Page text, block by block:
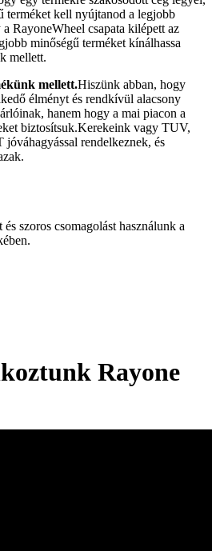
terméket kell nyújtanod a legjobb
RayoneWheel csapata kilépett az
minőségű terméket kínálhassa
mellett.
mellett.Hiszünk abban, hogy
élményt és rendkívül alacsony
hanem hogy a mai piacon a
biztosítsuk.Kerekeink vagy TUV,
rendelkeznek, és
szoros csomagolást használunk a
Rayone